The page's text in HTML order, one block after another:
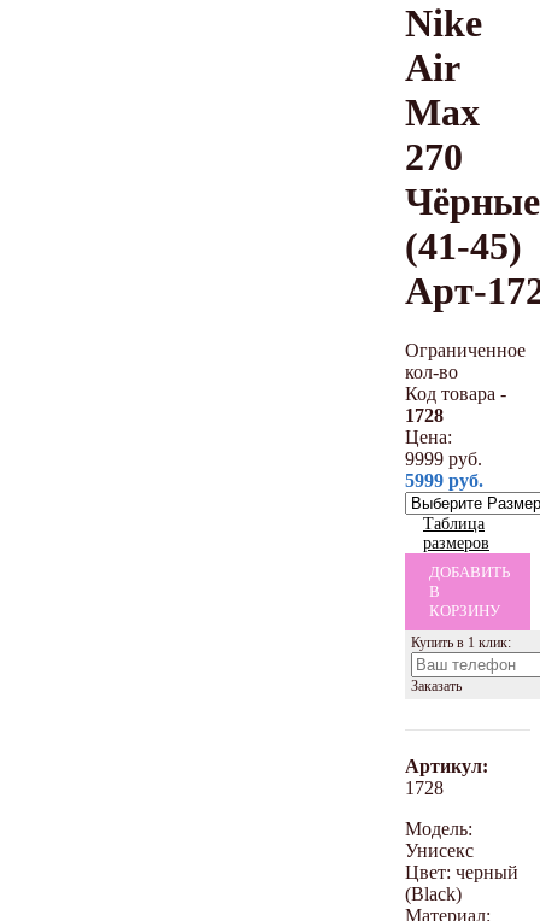
Nike
Air
Max
270
Чёрные
(41-45)
Арт-
Ограниченное
кол-во
Код товара -
1728
Цена:
9999 руб.
5999 руб.
Таблица
размеров
ДОБАВИТЬ
В
КОРЗИНУ
Купить в 1 клик:
Заказать
Артикул:
1728
Модель:
Унисекс
Цвет: черный
(Black)
Материал: